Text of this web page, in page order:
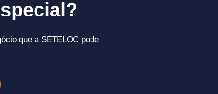
que a SETELOC pode